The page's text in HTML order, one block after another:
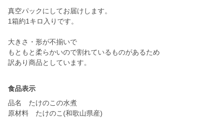
真空パックにしてお届けします。
1箱約1キロ入りです。
大きさ・形が不揃いで
もともと柔らかいので割れているものがあるため
訳あり商品としています。
食品表示
品名 たけのこの水煮
原材料 たけのこ(和歌山県産)